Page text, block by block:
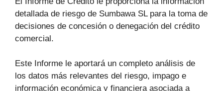
detallada de riesgo de Sumbawa SL para la toma de
decisiones de concesión o denegación del crédito
comercial.
Este Informe le aportará un completo análisis de
los datos más relevantes del riesgo, impago e
información económica y financiera asociada a